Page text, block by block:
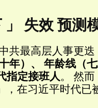
」 失效 预测
共最高层人事更
年）、 年龄线（
指定接班人。 然
，在习近平时代已